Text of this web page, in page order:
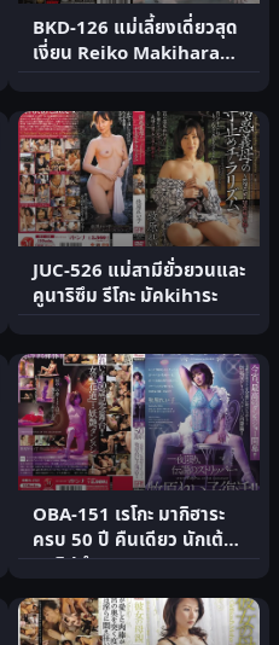
BKD-126 แม่เลี้ยงเดี่ยวสุด
เงี่ยน Reiko Makihara
ถนน Ryuokyo
JUC-526 แม่สามียั่วยวนและ
คูนาริซึม รีโกะ มัคkihาระ
OBA-151 เรโกะ มากิฮาระ
ครบ 50 ปี คืนเดียว นักเต้น
สตริปตำนาน